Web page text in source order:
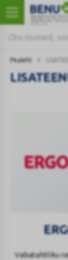
Pealeht
Vabatahtliku